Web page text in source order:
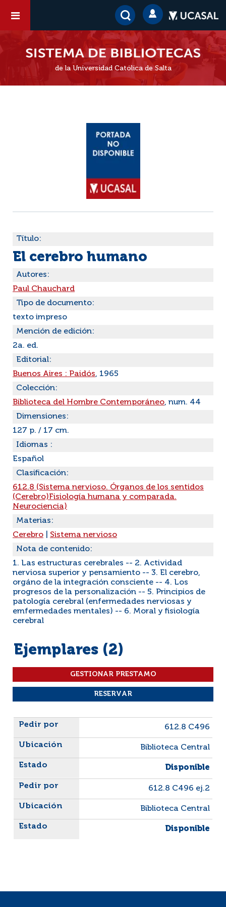
de la Universidad Católica de Salta
Título:
El cerebro humano
Autores:
Paul Chauchard
Tipo de documento:
texto impreso
Mención de edición:
2a. ed.
Editorial:
Buenos Aires : Paidós, 1965
Colección:
Biblioteca del Hombre Contemporáneo, num. 44
Dimensiones:
127 p. / 17 cm.
Idiomas :
Español
Clasificación:
612.8 (Sistema nervioso. Órganos de los sentidos
(Cerebro)Fisiología humana y comparada.
Neurociencia)
Materias:
Cerebro
Sistema nervioso
Nota de contenido:
1. Las estructuras cerebrales -- 2. Actividad
nerviosa superior y pensamiento -- 3. El cerebro,
orgáno de la integración consciente -- 4. Los
progresos de la personalización -- 5. Principios de
patología cerebral (enfermedades nerviosas y
emfermedades mentales) -- 6. Moral y fisiología
cerebral
Ejemplares (2)
Liste des exemplaires
612.8 C496
Biblioteca Central
Disponible
612.8 C496 ej.2
Biblioteca Central
Disponible